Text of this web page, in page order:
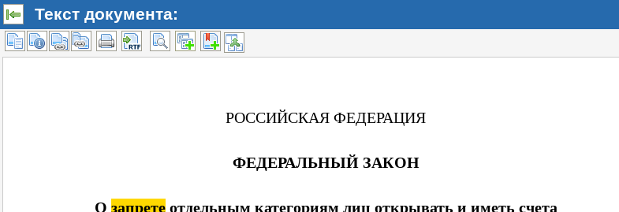
Текст документа: